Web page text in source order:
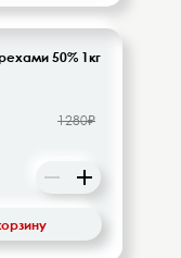
50% 1кг
1280₽